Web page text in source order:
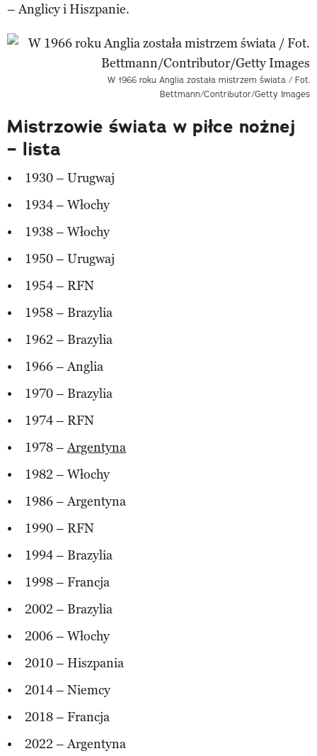
– Anglicy i Hiszpanie.
W 1966 roku Anglia została mistrzem świata / Fot.
Bettmann/Contributor/Getty Images
Mistrzowie świata w piłce nożnej
– lista
1930 – Urugwaj
1934 – Włochy
1938 – Włochy
1950 – Urugwaj
1954 – RFN
1958 – Brazylia
1962 – Brazylia
1966 – Anglia
1970 – Brazylia
1974 – RFN
1978 –Argentyna
1982 – Włochy
1986 – Argentyna
1990 – RFN
1994 – Brazylia
1998 – Francja
2002 – Brazylia
2006 – Włochy
2010 – Hiszpania
2014 – Niemcy
2018 – Francja
2022 – Argentyna